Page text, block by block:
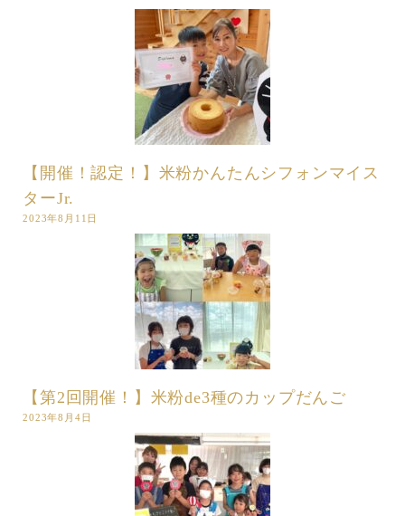
【開催！認定！】米粉かんたんシフォンマイス
ターJr.
2023年8月11日
【第2回開催！】米粉de3種のカップだんご
2023年8月4日